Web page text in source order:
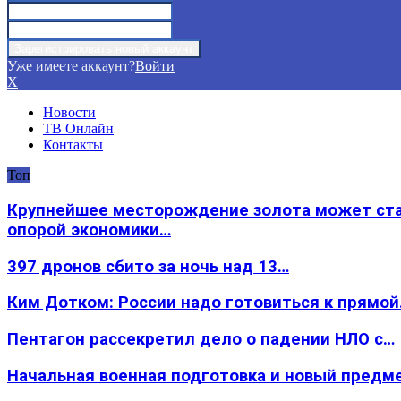
Уже имеете аккаунт?Войти
X
Новости
ТВ Онлайн
Контакты
Топ
Крупнейшее месторождение золота может
опорой экономики…
397 дронов сбито за ночь над 13…
Ким Дотком: России надо готовиться к
Пентагон рассекретил дело о падении НЛО с…
Начальная военная подготовка и новый